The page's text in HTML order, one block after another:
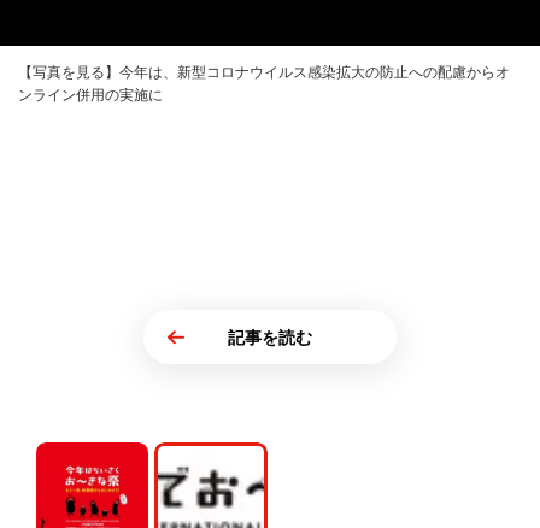
【写真を見る】今年は、新型コロナウイルス感染拡大の防止への配慮からオ
ンライン併用の実施に
記事を読む